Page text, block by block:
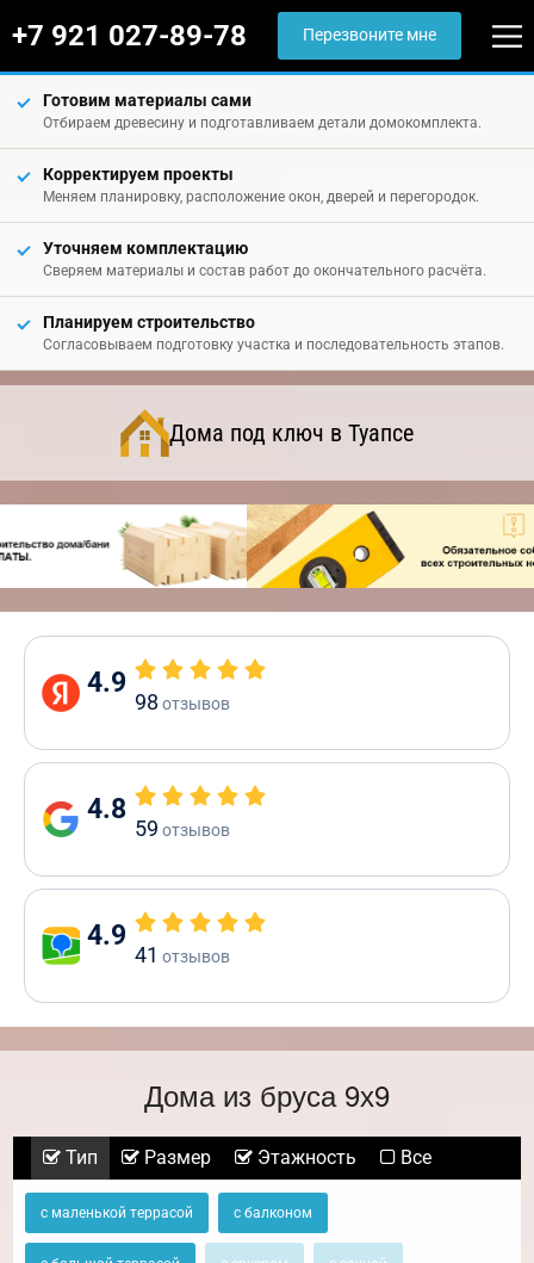
+7 921 027-89-78 Перезвоните мне
Готовим материалы сами
Отбираем древесину и подготавливаем детали домокомплекта.
Корректируем проекты
Меняем планировку, расположение окон, дверей и перегородок.
Уточняем комплектацию
Сверяем материалы и состав работ до окончательного расчёта.
Планируем строительство
Согласовываем подготовку участка и последовательность этапов.
Дома под ключ в Туапсе
4.9
98 отзывов
4.8
59 отзывов
4.9
41 отзывов
Дома из бруса 9х9
Тип Размер Этажность Все
с маленькой террасой с балконом